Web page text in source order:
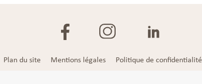
Plan du site Mentions légales Politique de confidentialité